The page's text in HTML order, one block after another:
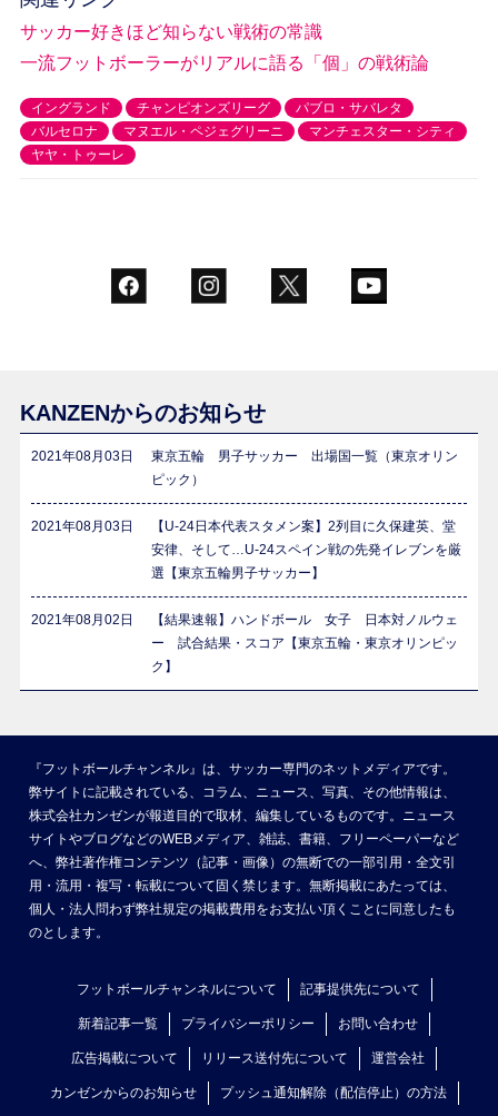
サッカー好きほど知らない戦術の常識
一流フットボーラーがリアルに語る「個」の戦術論
イングランド チャンピオンズリーグ
パブロ・サバレタ
バルセロナ
マヌエル・ペジェグリーニ
マンチェスター・シティ
ヤヤ・トゥーレ
KANZENからのお知らせ
2021年08月03日
東京五輪 男子サッカー 出場国一覧（東京オリン
ピック）
2021年08月03日
【U-24日本代表スタメン案】2列目に久保建英、堂
安律、そして…U-24スペイン戦の先発イレブンを厳
選【東京五輪男子サッカー】
2021年08月02日
【結果速報】ハンドボール 女子 日本対ノルウェ
ー 試合結果・スコア【東京五輪・東京オリンピッ
ク】
『フットボールチャンネル』は、サッカー専門のネットメディアです。
弊サイトに記載されている、コラム、ニュース、写真、その他情報は、
株式会社カンゼンが報道目的で取材、編集しているものです。ニュース
サイトやブログなどのWEBメディア、雑誌、書籍、フリーペーパーなど
へ、弊社著作権コンテンツ（記事・画像）の無断での一部引用・全文引
用・流用・複写・転載について固く禁じます。無断掲載にあたっては、
個人・法人問わず弊社規定の掲載費用をお支払い頂くことに同意したも
のとします。
フットボールチャンネルについて 記事提供先について
新着記事一覧 プライバシーポリシー お問い合わせ
広告掲載について リリース送付先について 運営会社
カンゼンからのお知らせ プッシュ通知解除（配信停止）の方法